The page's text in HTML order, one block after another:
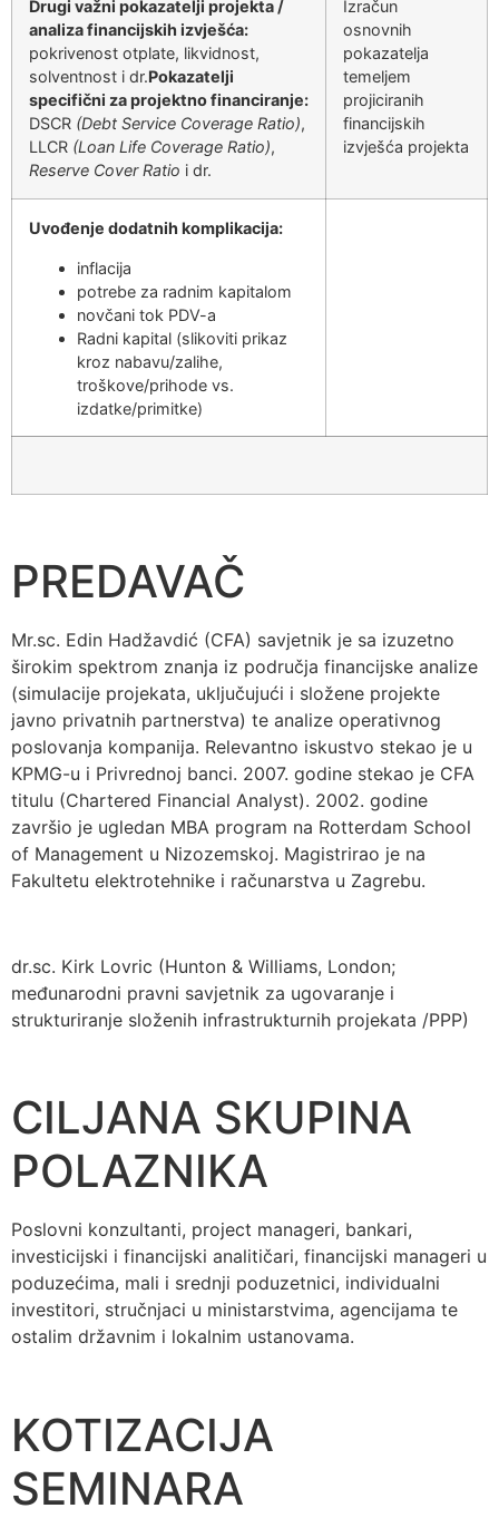
Drugi važni pokazatelji projekta /
analiza financijskih izvješća:
pokrivenost otplate, likvidnost,
solventnost i dr.Pokazatelji
specifični za projektno financiranje:
DSCR (Debt Service Coverage Ratio),
LLCR (Loan Life Coverage Ratio),
Reserve Cover Ratio i dr.
Izračun
osnovnih
pokazatelja
temeljem
projiciranih
financijskih
izvješća projekta
Uvođenje dodatnih komplikacija:
inflacija
potrebe za radnim kapitalom
novčani tok PDV-a
Radni kapital (slikoviti prikaz
kroz nabavu/zalihe,
troškove/prihode vs.
izdatke/primitke)
PREDAVAČ
Mr.sc. Edin Hadžavdić (CFA) savjetnik je sa izuzetno
širokim spektrom znanja iz područja financijske analize
(simulacije projekata, uključujući i složene projekte
javno privatnih partnerstva) te analize operativnog
poslovanja kompanija. Relevantno iskustvo stekao je u
KPMG-u i Privrednoj banci. 2007. godine stekao je CFA
titulu (Chartered Financial Analyst). 2002. godine
završio je ugledan MBA program na Rotterdam School
of Management u Nizozemskoj. Magistrirao je na
Fakultetu elektrotehnike i računarstva u Zagrebu.
dr.sc. Kirk Lovric (Hunton & Williams, London;
međunarodni pravni savjetnik za ugovaranje i
strukturiranje složenih infrastrukturnih projekata /PPP)
CILJANA SKUPINA
POLAZNIKA
Poslovni konzultanti, project manageri, bankari,
investicijski i financijski analitičari, financijski manageri u
poduzećima, mali i srednji poduzetnici, individualni
investitori, stručnjaci u ministarstvima, agencijama te
ostalim državnim i lokalnim ustanovama.
KOTIZACIJA
SEMINARA